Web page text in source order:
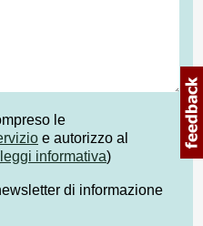
le
e autorizzo al
leggi informativa)
di informazione